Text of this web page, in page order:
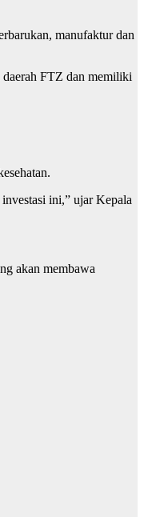
manufaktur dan
daerah FTZ dan memiliki
ini,” ujar Kepala
akan membawa